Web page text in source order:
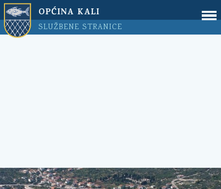
OPĆINA KALI
SLUŽBENE STRANICE